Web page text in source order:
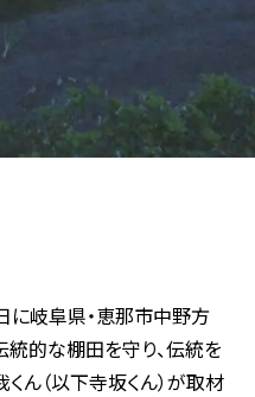
に岐阜県・恵那市中野方
統的な棚田を守り、伝統を
ん（以下寺坂くん）が取材